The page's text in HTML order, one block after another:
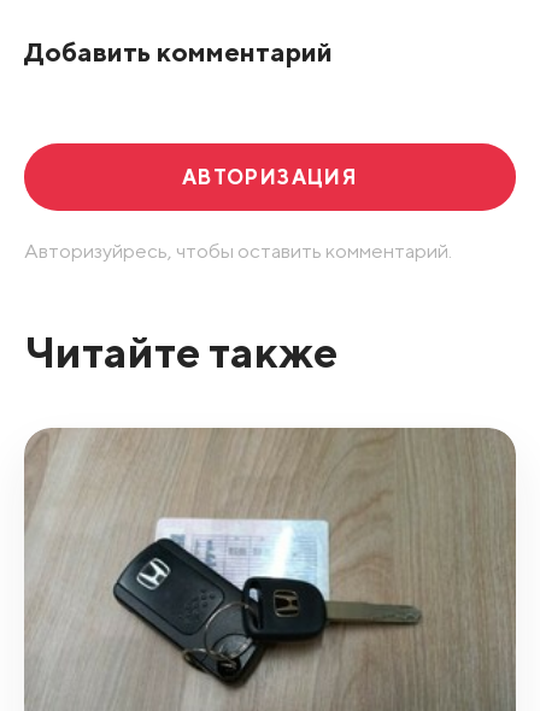
Добавить комментарий
АВТОРИЗАЦИЯ
Авторизуйресь, чтобы оставить комментарий.
Читайте также